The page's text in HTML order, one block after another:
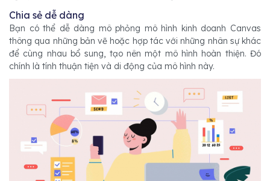
Chia sẻ dễ dàng
Bạn có thể dễ dàng mô phỏng mô hình kinh doanh Canvas
thông qua những bản vẽ hoặc hợp tác với những nhân sự khác
để cùng nhau bổ sung, tạo nên một mô hình hoàn thiện. Đó
chính là tính thuận tiện và di động của mô hình này.